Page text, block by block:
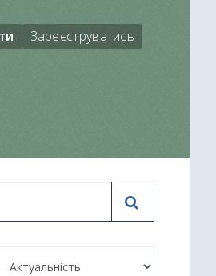
Зареєструватись